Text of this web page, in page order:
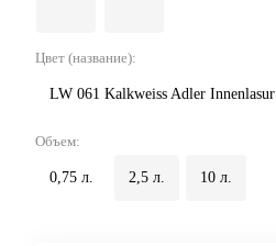
Цвет (название):
LW 061 Kalkweiss Adler Innenlasur
Объем:
0,75 л. 2,5 л. 10 л.